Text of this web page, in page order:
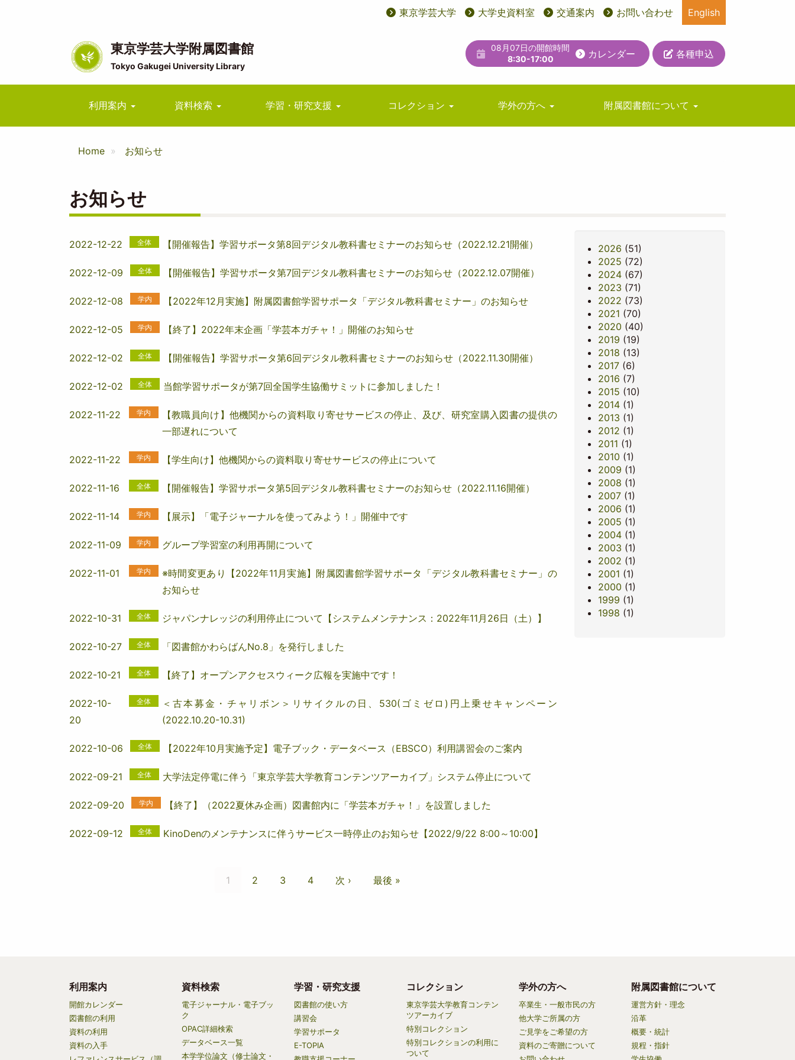
ン
移
User
ユ
ィ
リ
テ
東京学芸大学 大学史資料室 交通案内 お問い合わせ English
東京学芸大学附属図書館
Tokyo Gakugei University Library
08月07日の開館時間
8:30-17:00
カレンダー 各種申込
Main
navigation
利用案内 資料検索 学習・研究支援 コレクション 学外の方へ 附属図書館について
Home お知らせ
お知らせ
2022-12-22 全体 【開催報告】学習サポータ第8回デジタル教科書セミナーのお知らせ（2022.12.21開催）
2022-12-09 全体 【開催報告】学習サポータ第7回デジタル教科書セミナーのお知らせ（2022.12.07開催）
2022-12-08 学内 【2022年12月実施】附属図書館学習サポータ「デジタル教科書セミナー」のお知らせ
2022-12-05 学内 【終了】2022年末企画「学芸本ガチャ！」開催のお知らせ
2022-12-02 全体 【開催報告】学習サポータ第6回デジタル教科書セミナーのお知らせ（2022.11.30開催）
2022-12-02 全体 当館学習サポータが第7回全国学生協働サミットに参加しました！
2022-11-22 学内
【教職員向け】他機関からの資料取り寄せサービスの停止、及び、研究室購入図書の提供の
一部遅れについて
2022-11-22 学内 【学生向け】他機関からの資料取り寄せサービスの停止について
2022-11-16 全体 【開催報告】学習サポータ第5回デジタル教科書セミナーのお知らせ（2022.11.16開催）
2022-11-14 学内 【展示】「電子ジャーナルを使ってみよう！」開催中です
2022-11-09 学内 グループ学習室の利用再開について
2022-11-01 学内
※時間変更あり【2022年11月実施】附属図書館学習サポータ「デジタル教科書セミナー」の
お知らせ
2022-10-31 全体 ジャパンナレッジの利用停止について【システムメンテナンス：2022年11月26日（土）】
2022-10-27 全体 「図書館かわらばんNo.8」を発行しました
2022-10-21 全体 【終了】オープンアクセスウィーク広報を実施中です！
2022-10-
20
全体
＜古本募金・チャリボン＞リサイクルの日、530(ゴミゼロ)円上乗せキャンペーン
(2022.10.20-10.31)
2022-10-06 全体 【2022年10月実施予定】電子ブック・データベース（EBSCO）利用講習会のご案内
2022-09-21 全体 大学法定停電に伴う「東京学芸大学教育コンテンツアーカイブ」システム停止について
2022-09-20 学内 【終了】（2022夏休み企画）図書館内に「学芸本ガチャ！」を設置しました
2022-09-12 全体 KinoDenのメンテナンスに伴うサービス一時停止のお知らせ【2022/9/22 8:00～10:00】
カ
1
ペ
2
ペ
3
ペ
4
次
次 ›
最
最後 »
2026 (51)
2025 (72)
2024 (67)
2023 (71)
2022 (73)
2021 (70)
2020 (40)
2019 (19)
2018 (13)
2017 (6)
2016 (7)
2015 (10)
2014 (1)
2013 (1)
2012 (1)
2011 (1)
2010 (1)
2009 (1)
2008 (1)
2007 (1)
2006 (1)
2005 (1)
2004 (1)
2003 (1)
2002 (1)
2001 (1)
2000 (1)
1999 (1)
1998 (1)
Main
navigation
利用案内
開館カレンダー
図書館の利用
資料の利用
資料の入手
資料検索
電子ジャーナル・電子ブッ
ク
OPAC詳細検索
データベース一覧
本学学位論文（修士論文・
学習・研究支援
図書館の使い方
講習会
学習サポータ
E-TOPIA
コレクション
東京学芸大学教育コンテン
ツアーカイブ
特別コレクション
特別コレクションの利用に
ついて
学外の方へ
卒業生・一般市民の方
他大学ご所属の方
ご見学をご希望の方
資料のご寄贈について
附属図書館について
運営方針・理念
沿革
概要・統計
規程・指針